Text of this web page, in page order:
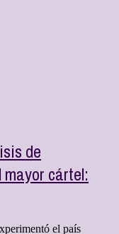
de
cártel:
el país